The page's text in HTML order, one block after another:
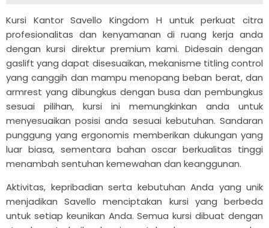
Kursi Kantor Savello Kingdom H untuk perkuat citra
profesionalitas dan kenyamanan di ruang kerja anda
dengan kursi direktur premium kami. Didesain dengan
gaslift yang dapat disesuaikan, mekanisme titling control
yang canggih dan mampu menopang beban berat, dan
armrest yang dibungkus dengan busa dan pembungkus
sesuai pilihan, kursi ini memungkinkan anda untuk
menyesuaikan posisi anda sesuai kebutuhan. Sandaran
punggung yang ergonomis memberikan dukungan yang
luar biasa, sementara bahan oscar berkualitas tinggi
menambah sentuhan kemewahan dan keanggunan.
Aktivitas, kepribadian serta kebutuhan Anda yang unik
menjadikan Savello menciptakan kursi yang berbeda
untuk setiap keunikan Anda. Semua kursi dibuat dengan